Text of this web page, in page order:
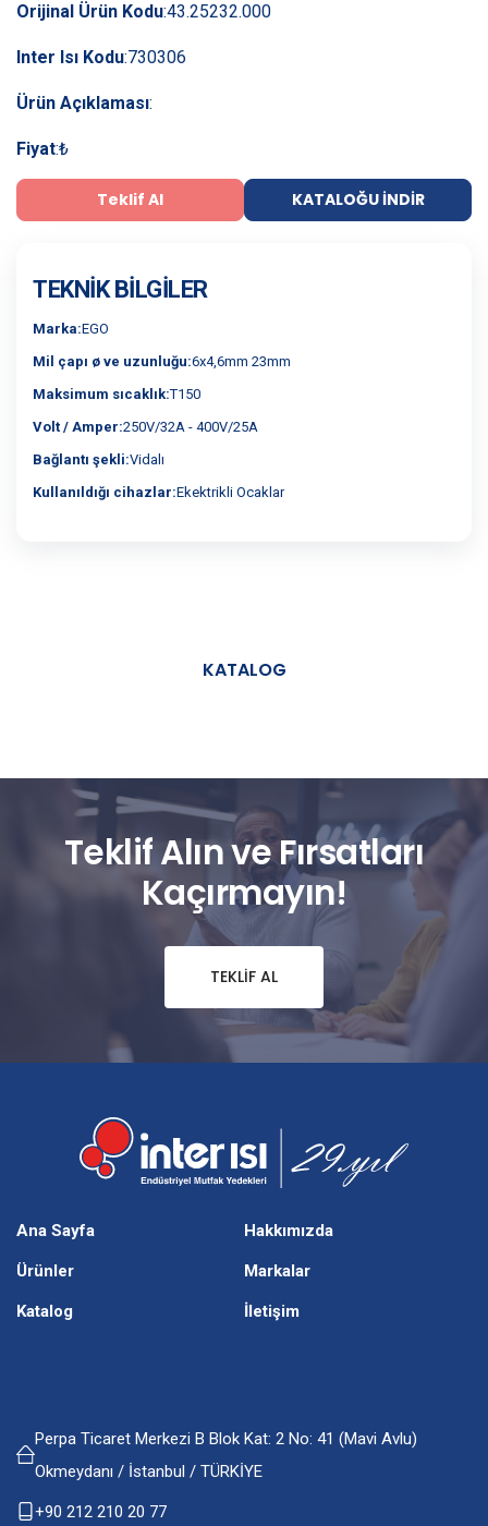
Orijinal Ürün Kodu:43.25232.000
Inter Isı Kodu:730306
Ürün Açıklaması:
Fiyat:₺
Teklif Al KATALOĞU İNDIR
TEKNIK BILGILER
Marka:EGO
Mil çapı ø ve uzunluğu:6x4,6mm 23mm
Maksimum sıcaklık:T150
Volt / Amper:250V/32A - 400V/25A
Bağlantı şekli:Vidalı
Kullanıldığı cihazlar:Ekektrikli Ocaklar
KATALOG
Teklif Alın ve Fırsatları
Kaçırmayın!
TEKLIF AL
Ana Sayfa Hakkımızda
Ürünler Markalar
Katalog İletişim
Perpa Ticaret Merkezi B Blok Kat: 2 No: 41 (Mavi Avlu)
Okmeydanı / İstanbul / TÜRKİYE
+90 212 210 20 77